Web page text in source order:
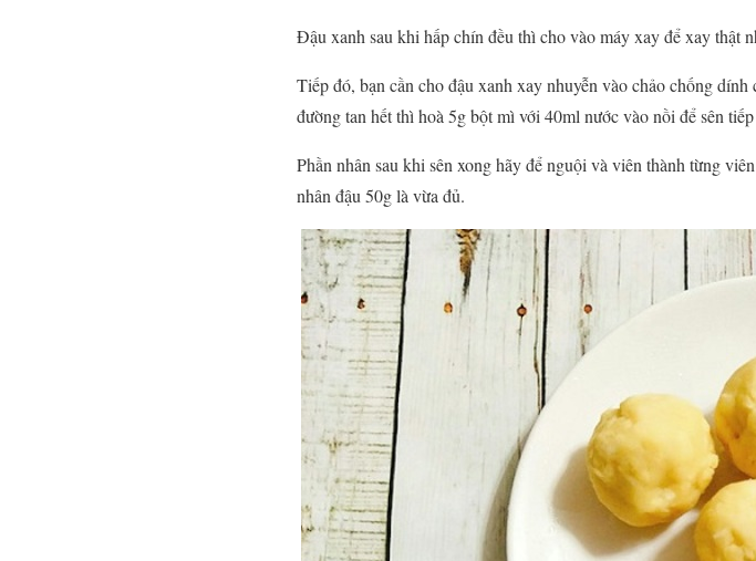
Đậu xanh sau khi hấp chín đều thì cho vào máy xay để xay thật
Tiếp đó, bạn cần cho đậu xanh xay nhuyễn vào chảo chống
đường tan hết thì hoà 5g bột mì với 40ml nước vào nồi để sên
Phần nhân sau khi sên xong hãy để nguội và viên thành từng
nhân đậu 50g là vừa đủ.